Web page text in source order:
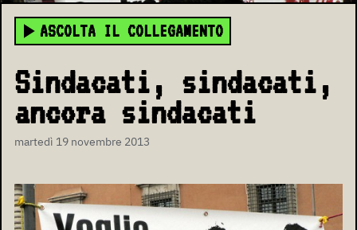
ASCOLTA IL COLLEGAMENTO
Sindacati, sindacati,
ancora sindacati
martedì 19 novembre 2013